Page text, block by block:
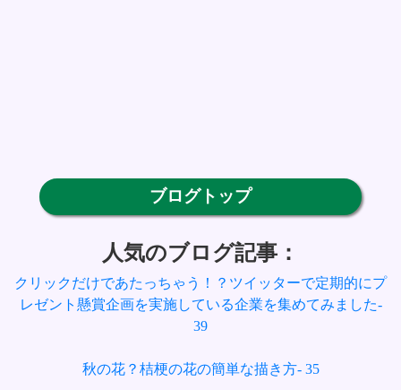
ブログトップ
人気のブログ記事：
クリックだけであたっちゃう！？ツイッターで定期的にプ
レゼント懸賞企画を実施している企業を集めてみました-
39
秋の花？桔梗の花の簡単な描き方- 35